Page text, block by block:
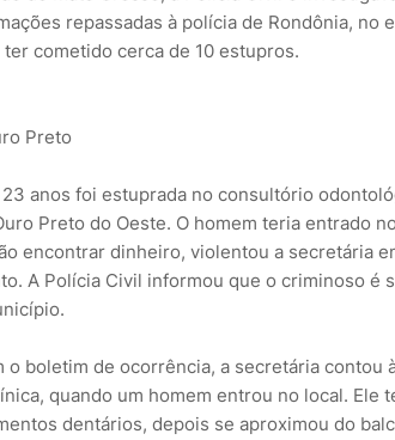
repassadas à polícia de Rondônia, no
cometido cerca de 10 estupros.
Preto
anos foi estuprada no consultório
Preto do Oeste. O homem teria entrado
encontrar dinheiro, violentou a secretária
A Polícia Civil informou que o criminoso é
o boletim de ocorrência, a secretária contou
quando um homem entrou no local. Ele
dentários, depois se aproximou do